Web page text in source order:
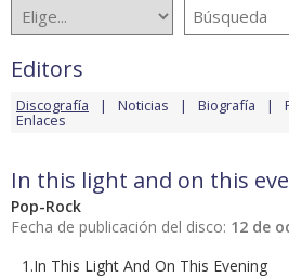
Editors
Discografía Noticias Biografía
Enlaces
In this light and on this
Pop-Rock
Fecha de publicación del disco: 12 de
1.In This Light And On This Evening